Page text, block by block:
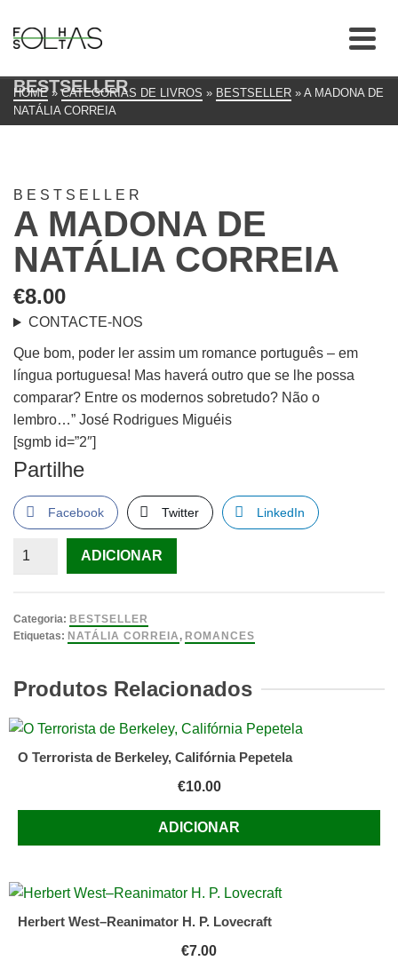
BESTSELLER
HOME » CATEGORIAS DE LIVROS » BESTSELLER » A MADONA DE
NATÁLIA CORREIA
BESTSELLER
A MADONA DE
NATÁLIA CORREIA
€8.00
CONTACTE-NOS
Que bom, poder ler assim um romance português – em
língua portuguesa! Mas haverá outro que se lhe possa
comparar? Entre os modernos sobretudo? Não o
lembro…” José Rodrigues Miguéis
[sgmb id=”2″]
Partilhe
Facebook Twitter LinkedIn
Quantidade
Madona
de
Correia
ADICIONAR
Categoria: BESTSELLER
Etiquetas: NATÁLIA CORREIA , ROMANCES
Produtos Relacionados
O Terrorista de Berkeley, Califórnia Pepetela
€10.00
ADICIONAR
Herbert West–Reanimator H. P. Lovecraft
€7.00